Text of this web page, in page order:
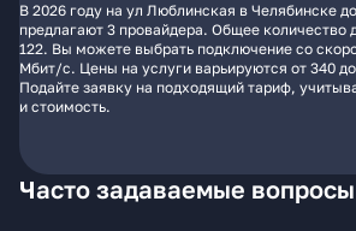
В 2026 году на ул Люблинская в Челябинске
предлагают 3 провайдера. Общее количество
122. Вы можете выбрать подключение со
Мбит/с. Цены на услуги варьируются от 340
Подайте заявку на подходящий тариф,
и стоимость.
Часто задаваемые вопросы